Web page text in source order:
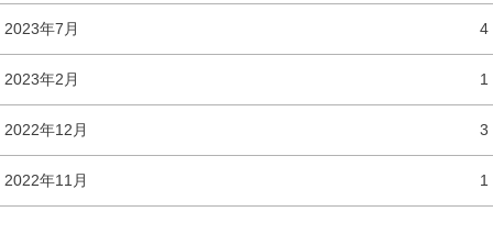
2023年7月 4
2023年2月 1
2022年12月 3
2022年11月 1